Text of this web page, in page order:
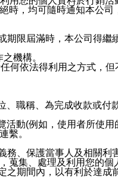
，均可隨時通知本公
限屆滿時，本公司得繼
機構。
依法得利用之方式，
職稱、為完成收款或
動(例如，使用者所使
繫。
、保護當事人及相關
蒐集、處理及利用您的個
期間內，以有利於達成